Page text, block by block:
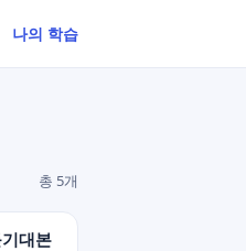
나의 학습
총 5개
대본